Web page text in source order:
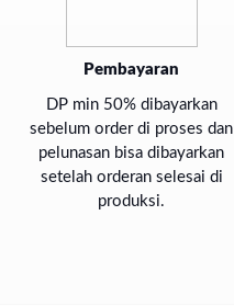
Pembayaran
DP min 50% dibayarkan
sebelum order di proses dan
pelunasan bisa dibayarkan
setelah orderan selesai di
produksi.